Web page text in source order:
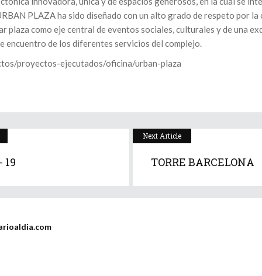
PLAZA ha sido diseñado con un alto grado de respeto por
plaza como eje central de eventos sociales, culturales y de una
encuentro de los diferentes servicios del complejo.
proyectos-ejecutados/oficina/urban-plaza
19
Next Article
TORRE BARCELONA